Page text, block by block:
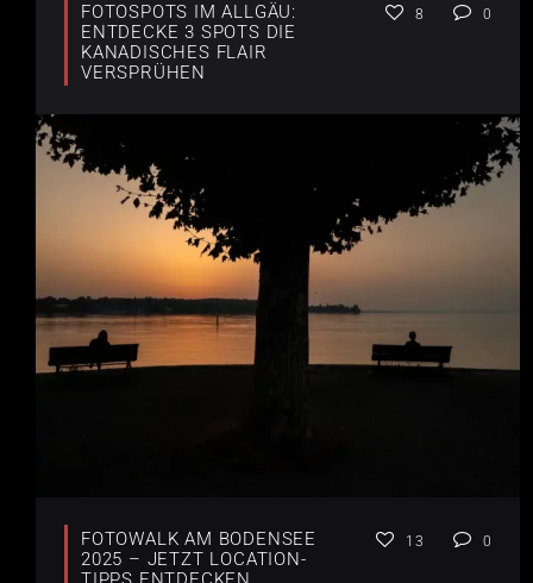
FOTOSPOTS IM ALLGÄU:
ENTDECKE 3 SPOTS DIE
KANADISCHES FLAIR
VERSPRÜHEN
8 0
FOTOWALK AM BODENSEE
2025 – JETZT LOCATION-
13 0